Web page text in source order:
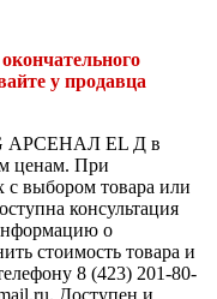
у продавца
АРСЕНАЛ EL Д в
ценам. При
с выбором товара или
консультация
о
стоимость товара и
8 (423) 201-80-
Доступен и